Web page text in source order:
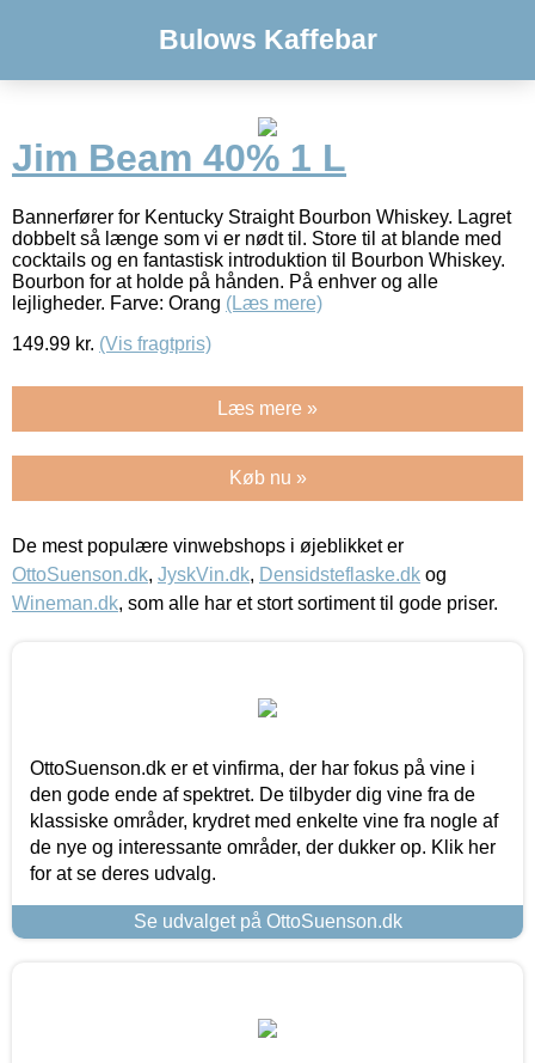
Bulows Kaffebar
Jim Beam 40% 1 L
Bannerfører for Kentucky Straight Bourbon Whiskey. Lagret
dobbelt så længe som vi er nødt til. Store til at blande med
cocktails og en fantastisk introduktion til Bourbon Whiskey.
Bourbon for at holde på hånden. På enhver og alle
lejligheder. Farve: Orang (Læs mere)
149.99 kr. (Vis fragtpris)
Læs mere »
Køb nu »
De mest populære vinwebshops i øjeblikket er
OttoSuenson.dk, JyskVin.dk, Densidsteflaske.dk og
Wineman.dk, som alle har et stort sortiment til gode priser.
OttoSuenson.dk er et vinfirma, der har fokus på vine i
den gode ende af spektret. De tilbyder dig vine fra de
klassiske områder, krydret med enkelte vine fra nogle af
de nye og interessante områder, der dukker op. Klik her
for at se deres udvalg.
Se udvalget på OttoSuenson.dk